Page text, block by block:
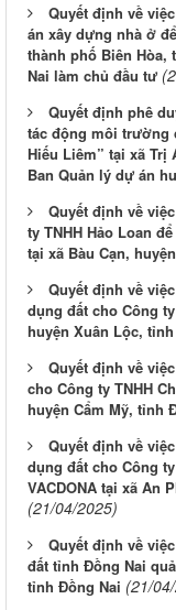
Quyết định về
án xây dựng nhà ở
thành phố Biên Hòa,
Nai làm chủ đầu tư
Quyết định phê
tác động môi trường
Hiếu Liêm” tại xã
Ban Quản lý dự án
Quyết định về
ty TNHH Hảo Loan
tại xã Bàu Cạn,
Quyết định về
dụng đất cho Công
huyện Xuân Lộc,
Quyết định về
cho Công ty TNHH
huyện Cẩm Mỹ, tỉnh
Quyết định về
dụng đất cho Công
VACDONA tại xã An
(21/04/2025)
Quyết định về
đất tỉnh Đồng Nai
tỉnh Đồng Nai (21/